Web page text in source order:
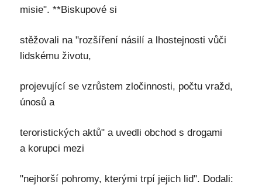
misie". **Biskupové si
stěžovali na "rozšíření násilí a lhostejnosti vůči
lidskému životu,
projevující se vzrůstem zločinnosti, počtu vražd,
únosů a
teroristických aktů" a uvedli obchod s drogami
a korupci mezi
"nejhorší pohromy, kterými trpí jejich lid". Dodali: